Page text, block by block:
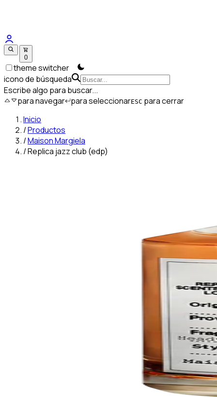
0
theme switcher
icono de búsqueda
Escribe algo para buscar...
para navegar para seleccionarESC para cerrar
Inicio
/Productos
/Maison Margiela
/Replica jazz club (edp)